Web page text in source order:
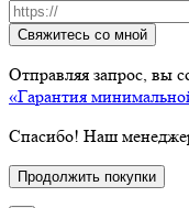
Свяжитесь со мной
Отправляя запрос, вы
«Гарантия
Спасибо! Наш
Продолжить покупки